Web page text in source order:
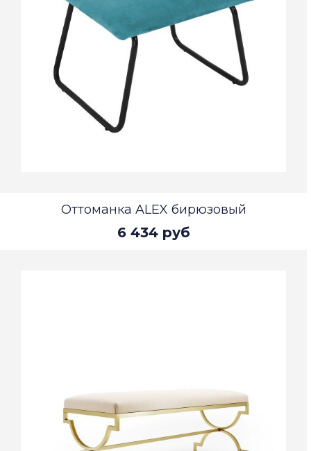
Оттоманка ALEX бирюзовый
6 434 руб